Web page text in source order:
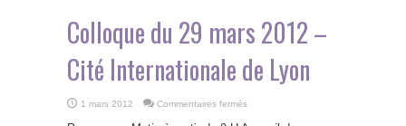
Colloque du 29 mars 2012 –
Cité Internationale de Lyon
1 mars 2012 Commentaires fermés